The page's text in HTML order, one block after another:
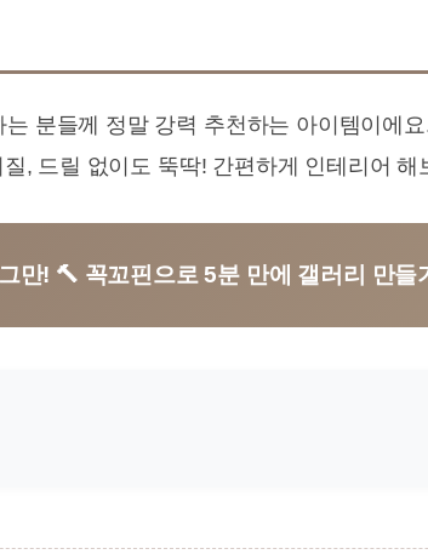
분들께 정말 강력 추천하는 아이템이에
, 드릴 없이도 뚝딱! 간편하게 인테리어 해
만! 🔨 꼭꼬핀으로 5분 만에 갤러리 만